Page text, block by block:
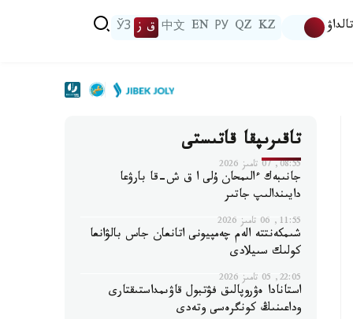
تالداۋ KZ
QZ
РУ
EN
中文 ق ز ЎЗ
تاقىرىپقا قاتىستى
08:55, 07 تامىز 2026
جانىبەك ءالىمحان ۇلى ا ق ش-قا بارۋعا
دايىندالىپ جاتىر
11:55, 06 تامىز 2026
شىمكەنتتە الەم چەمپيونى اتانعان جاس بالۋانعا
كولىك سىيلادى
22:05, 05 تامىز 2026
استانادا ەۋروپالىق فۋتبول قاۋىمداستىقتارى
وداعىنىڭ كونگرەسى وتەدى